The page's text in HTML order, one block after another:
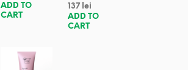
ADD TO
CART
137 lei
ADD TO
CART